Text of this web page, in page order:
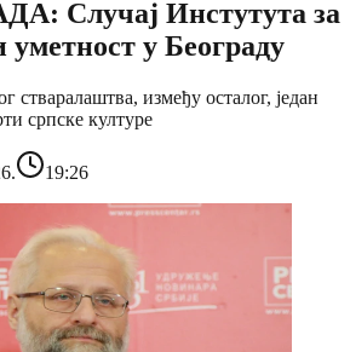
Случај Инстутута за
у Београду
стваралаштва, између осталог, један
српске културе
19:26